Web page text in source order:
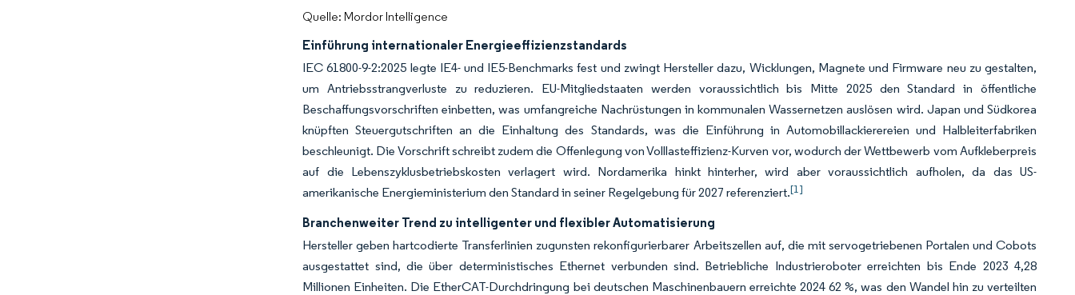
Quelle: Mordor Intelligence
Einführung internationaler Energieeffizienzstandards
IEC 61800-9-2:2025 legte IE4- und IE5-Benchmarks fest und zwingt Hersteller dazu, Wicklungen, Magnete und Firmware neu zu gestalten,
um Antriebsstrangverluste zu reduzieren. EU-Mitgliedstaaten werden voraussichtlich bis Mitte 2025 den Standard in öffentliche
Beschaffungsvorschriften einbetten, was umfangreiche Nachrüstungen in kommunalen Wassernetzen auslösen wird. Japan und Südkorea
knüpften Steuergutschriften an die Einhaltung des Standards, was die Einführung in Automobillackierereien und Halbleiterfabriken
beschleunigt. Die Vorschrift schreibt zudem die Offenlegung von Volllasteffizienz-Kurven vor, wodurch der Wettbewerb vom Aufkleberpreis
auf die Lebenszyklusbetriebskosten verlagert wird. Nordamerika hinkt hinterher, wird aber voraussichtlich aufholen, da das US-
amerikanische Energieministerium den Standard in seiner Regelgebung für 2027 referenziert.[1]
Branchenweiter Trend zu intelligenter und flexibler Automatisierung
Hersteller geben hartcodierte Transferlinien zugunsten rekonfigurierbarer Arbeitszellen auf, die mit servogetriebenen Portalen und Cobots
ausgestattet sind, die über deterministisches Ethernet verbunden sind. Betriebliche Industrieroboter erreichten bis Ende 2023 4,28
Millionen Einheiten. Die EtherCAT-Durchdringung bei deutschen Maschinenbauern erreichte 2024 62 %, was den Wandel hin zu verteilten